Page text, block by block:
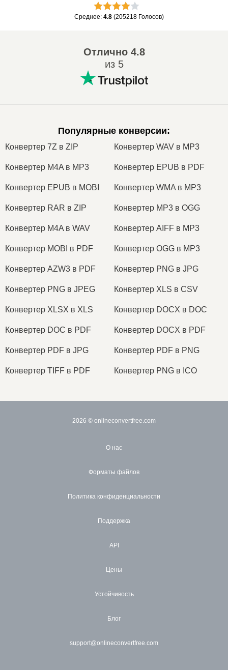
Среднее: 4.8 (205218 Голосов)
Отлично4.8
из 5
Популярные конверсии:
Конвертер 7Z в ZIP Конвертер WAV в MP3
Конвертер M4A в MP3 Конвертер EPUB в PDF
Конвертер EPUB в MOBI Конвертер WMA в MP3
Конвертер RAR в ZIP Конвертер MP3 в OGG
Конвертер M4A в WAV Конвертер AIFF в MP3
Конвертер MOBI в PDF Конвертер OGG в MP3
Конвертер AZW3 в PDF Конвертер PNG в JPG
Конвертер PNG в JPEG Конвертер XLS в CSV
Конвертер XLSX в XLS Конвертер DOCX в DOC
Конвертер DOC в PDF Конвертер DOCX в PDF
Конвертер PDF в JPG Конвертер PDF в PNG
Конвертер TIFF в PDF Конвертер PNG в ICO
2026 © onlineconvertfree.com
О нас
Форматы файлов
Политика конфиденциальности
Поддержка
API
Цены
Устойчивость
Блог
support@onlineconvertfree.com